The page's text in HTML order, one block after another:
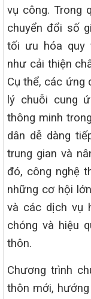
vụ công. Trong
chuyển đổi số
tối ưu hóa quy
như cải thiện
Cụ thể, các ứng
lý chuỗi cung
thông minh
dân dễ dàng
trung gian và
đó, công nghệ
những cơ hội
và các dịch vụ
chóng và hiệu
thôn.
Chương trình
thôn mới,